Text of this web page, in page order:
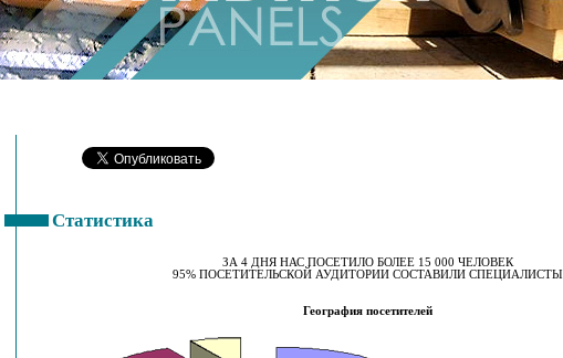
Статистика
ЗА 4 ДНЯ НАС ПОСЕТИЛО БОЛЕЕ 15 000 ЧЕЛОВЕК
95% ПОСЕТИТЕЛЬСКОЙ АУДИТОРИИ СОСТАВИЛИ СПЕЦИАЛИСТЫ
География посетителей